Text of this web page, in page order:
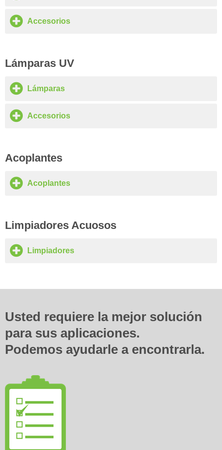
Accesorios
Lámparas UV
Lámparas
Accesorios
Acoplantes
Acoplantes
Limpiadores Acuosos
Limpiadores
Usted requiere la mejor solución
para sus aplicaciones.
Podemos ayudarle a encontrarla.